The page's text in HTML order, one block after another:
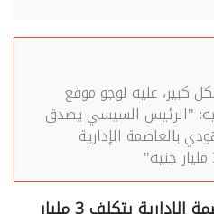
كبير، عليه لوجو موقع
"الرئيس السيسي يصدق
بالعاصمة الإدارية